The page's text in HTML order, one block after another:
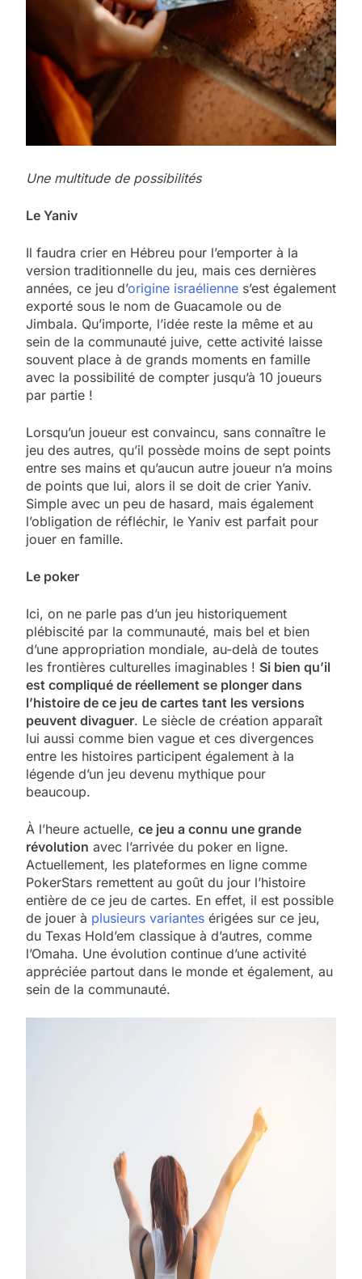
Une multitude de possibilités
Le Yaniv
Il faudra crier en Hébreu pour l’emporter à la
version traditionnelle du jeu, mais ces dernières
années, ce jeu d’origine israélienne s’est également
exporté sous le nom de Guacamole ou de
Jimbala. Qu’importe, l’idée reste la même et au
sein de la communauté juive, cette activité laisse
souvent place à de grands moments en famille
avec la possibilité de compter jusqu’à 10 joueurs
par partie !
Lorsqu’un joueur est convaincu, sans connaître le
jeu des autres, qu’il possède moins de sept points
entre ses mains et qu’aucun autre joueur n’a moins
de points que lui, alors il se doit de crier Yaniv.
Simple avec un peu de hasard, mais également
l’obligation de réfléchir, le Yaniv est parfait pour
jouer en famille.
Le poker
Ici, on ne parle pas d’un jeu historiquement
plébiscité par la communauté, mais bel et bien
d’une appropriation mondiale, au-delà de toutes
les frontières culturelles imaginables ! Si bien qu’il
est compliqué de réellement se plonger dans
l’histoire de ce jeu de cartes tant les versions
peuvent divaguer. Le siècle de création apparaît
lui aussi comme bien vague et ces divergences
entre les histoires participent également à la
légende d’un jeu devenu mythique pour
beaucoup.
À l’heure actuelle, ce jeu a connu une grande
révolution avec l’arrivée du poker en ligne.
Actuellement, les plateformes en ligne comme
PokerStars remettent au goût du jour l’histoire
entière de ce jeu de cartes. En effet, il est possible
de jouer à plusieurs variantes érigées sur ce jeu,
du Texas Hold’em classique à d’autres, comme
l’Omaha. Une évolution continue d’une activité
appréciée partout dans le monde et également, au
sein de la communauté.